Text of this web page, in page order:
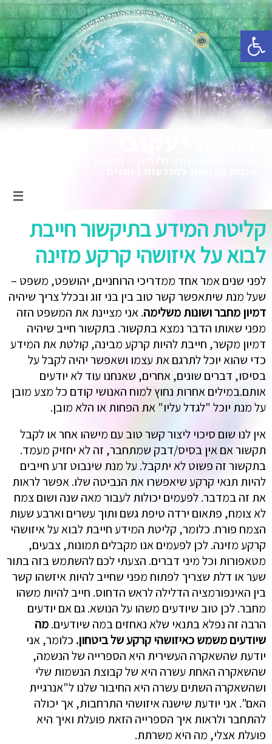
פתח סרגל נגישות
קליטת המידע בתיקשור חייבת
לבוא על איזושהי קרקע מזינה
לפני שנים אמר אחד ממדריכי הרוחניים, יהושפט, משפט –
שעל מנת שיתאפשר קשר טוב בין בני זוג ובכלל צריך שיהיה
דמיון מחבר ושונות משלימה. אני מציינת את המשפט הזה
מפני שאותו הדבר נמצא בתקשור. בתקשור חייב שיהיה
דמיון מקשר, חייבת להיות קרקע מבינה, קולטת את המידע
כדי שהוא יוכל לתרגם את עצמו ושאפשר יהיה לקבל על
בסיסו, דברים שונים, אחרים, שאנחנו עוד לא יודעים
אותם.במילים אחרות נחוץ למוח האנושי קודם כל מצע מובן
על מנת יוכל "לגדל עליו" את הפחות או הלא מובן.
אין לנו שום סיכוי ליצור קשר טוב עם מישהו אחר או לקבל
תקשור אם אין בסיס/דבק שמתחבר, זה לא יחזיק מעמד.
בתקשור זה פשוט לא יתקבל. על מנת שינבוט זרע חייבים
להיות תנאי קרקע שיאפשרו את הנביטה שלו. אפשר לראות
את זה במדבר. לפעמים יכולות לעבור מאה שנה ושום צמח
לא צומח, פתאום ירדה טיפת גשם ותוך עשרים וארבע שעות
הצמח פורח. כלומר, קליטת המידע חייבת לבוא על איזושהי
קרקע מזינה. לכן לפעמים אנו מקבלים תמונות, צבעים,
מטאפורות וכל מיני דברים. הצעתי לכם להשתמש בזה בתור
שער או דלת שצריך לפתוח מפני שחייב להיות איזשהו קשר
בין האינפורמציה הדלילה לראש הדחוס. חייב להיות משהו
מחבר. לכן טוב שיודעים משהו על הנושא. גם אם יודעים
הרבה זה נפלא בתנאי שלא נאחזים במה שיודעים.מה
שיודעים משמש כאיזושהי קרקע שלביטחון. כלומר, אני
יודעת שהשאקרה העשירית היא הספרייה של הנשמה,
שהשאקרה האחת עשרה היא של קבוצת הנשמות שלי
ושהשאקרה השתים עשרה היא החיבור שלנו ל"אנרגיית
האם". אני יודעת שישנה איזושהי התרחבות, אך יכולה
להתחבר ולראות איך הספרייה הזאת פועלת ואיך היא
פועלת אצלי, מה היא משרתת.